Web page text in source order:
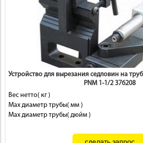
Устройство для вырезания седловин на
PNM 1-1/2 376208
Вес нетто( кг )
Max диаметр трубы( мм )
Max диаметр трубы( дюйм )